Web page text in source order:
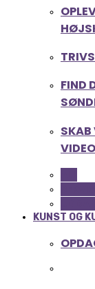
FIND
SKAB
KUNST OG